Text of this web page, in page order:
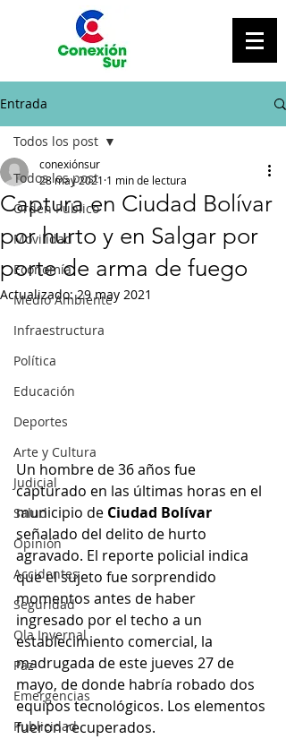
Entrada
Todos los post
Orden Público
Movilidad
Economía
Medio Ambiente
Infraestructura
Política
Educación
Deportes
Arte y Cultura
Judicial
Salud
Opinión
Accidentes
Seguridad
Ola Invernal
Paz
Emergencias
Publicidad
Todos los post
Captura en Ciudad Bolívar
por hurto y en Salgar por
porte de arma de fuego
conexiónsur
28 may 2021 1 min de lectura
Actualizado:29 may 2021
Un hombre de 36 años fue
capturado en las últimas horas en el
municipio de Ciudad Bolívar
señalado del delito de hurto
agravado. El reporte policial indica
que el sujeto fue sorprendido
momentos antes de haber
ingresado por el techo a un
establecimiento comercial, la
madrugada de este jueves 27 de
mayo, de donde habría robado dos
equipos tecnológicos. Los elementos
fueron recuperados.